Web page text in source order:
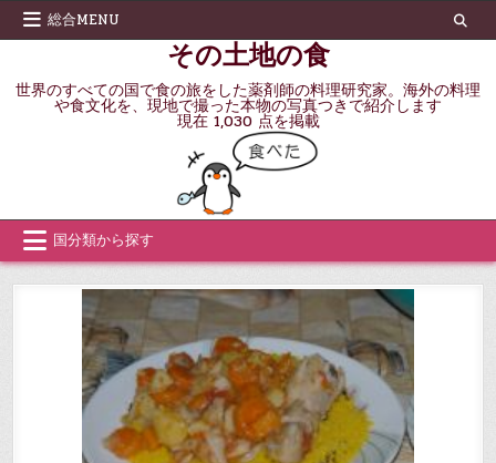
Skip
総合MENU
その土地の食
世界のすべての国で食の旅をした薬剤師の料理研究家。海外の料理
や食文化を、現地で撮った本物の写真つきで紹介します
現在 1,030 点を掲載
国分類から探す